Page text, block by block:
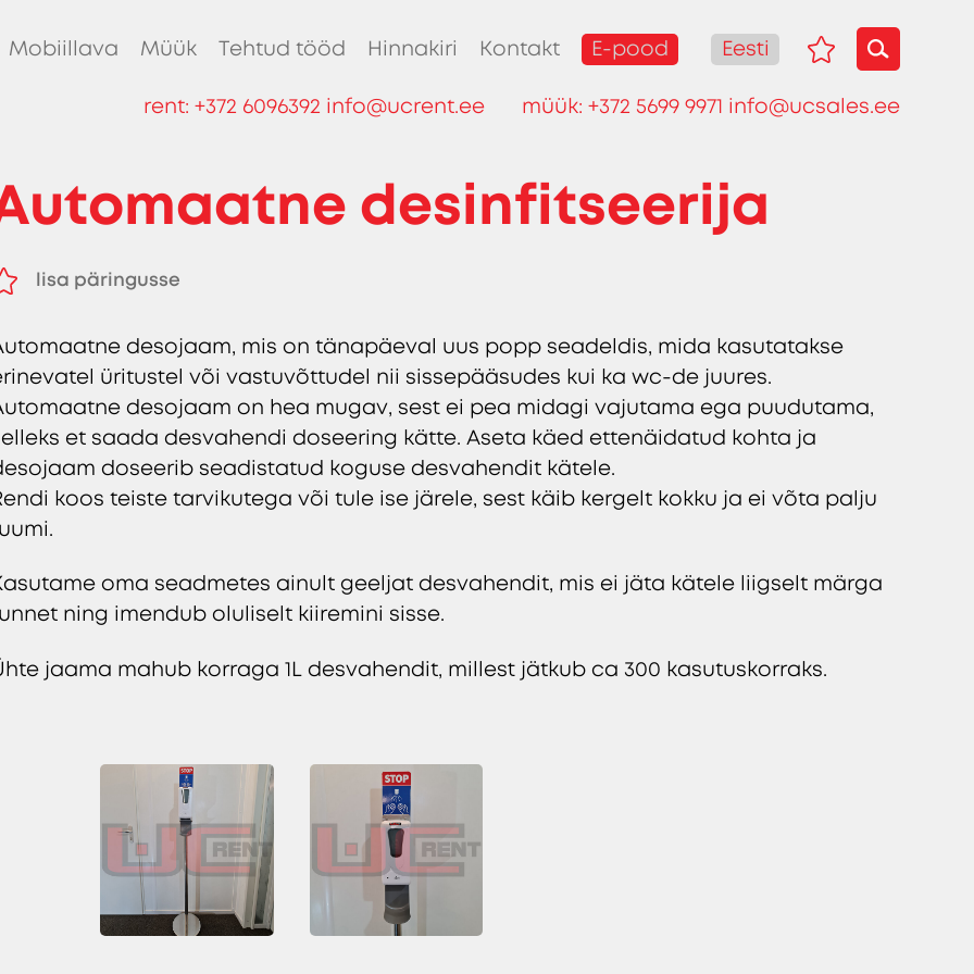
Mobiillava Müük Tehtud tööd Hinnakiri Kontakt E-pood Eesti
rent: +372 6096392 info@ucrent.ee müük: +372 5699 9971 info@ucsales.ee
desinfitseerija
lisa päringusse
desojaam, mis on tänapäeval uus popp seadeldis, mida kasutatakse
üritustel või vastuvõttudel nii sissepääsudes kui ka wc-de juures.
desojaam on hea mugav, sest ei pea midagi vajutama ega puudutama,
et saada desvahendi doseering kätte. Aseta käed ettenäidatud kohta ja
doseerib seadistatud koguse desvahendit kätele.
koos teiste tarvikutega või tule ise järele, sest käib kergelt kokku ja ei võta palju
oma seadmetes ainult geeljat desvahendit, mis ei jäta kätele liigselt märga
ning imendub oluliselt kiiremini sisse.
jaama mahub korraga 1L desvahendit, millest jätkub ca 300 kasutuskorraks.